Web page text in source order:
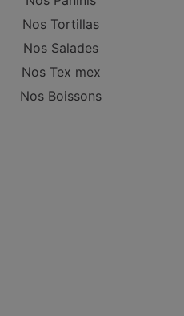
Nos Tortillas
Nos Salades
Nos Tex mex
Nos Boissons